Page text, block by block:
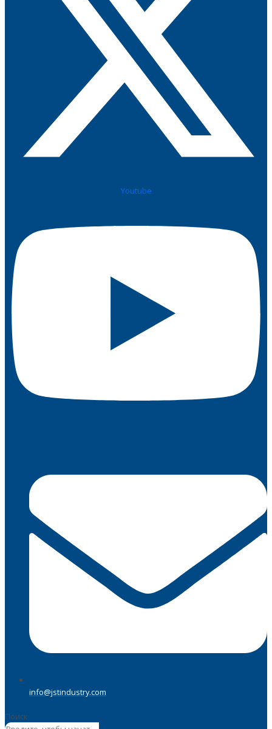
Youtube
info@jstindustry.com
Поиск